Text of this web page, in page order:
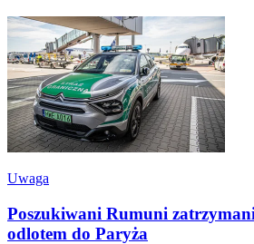
Uwaga
Poszukiwani Rumuni
odlotem do Paryża